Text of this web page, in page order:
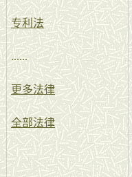
专利法
......
更多法律
全部法律